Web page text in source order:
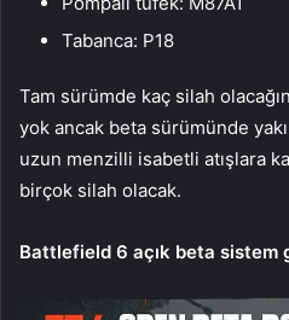
Tabanca: P18
Tam sürümde kaç silah
yok ancak beta sürümünde
uzun menzilli isabetli atışlara
birçok silah olacak.
Battlefield 6 açık beta sistem